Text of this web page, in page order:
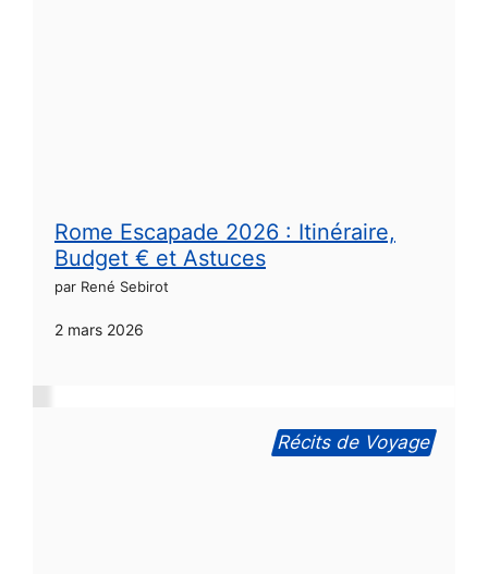
Rome Escapade 2026 : Itinéraire,
Budget € et Astuces
par René Sebirot
2 mars 2026
Récits de Voyage